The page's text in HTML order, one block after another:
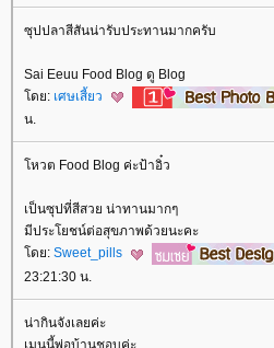
ซุปปลาสีสันน่ารับประทานมากครับ
Sai Eeuu Food Blog ดู Blog
ดย: เศษเสี้ยว
น.
หวต Food Blog ค่ะป้าอิ๋ว
เป็นซุปที่สีสวย น่าทานมากๆ
มีประโยชน์ต่อสุขภาพด้วยนะคะ
ดย: Sweet_pills
23:21:30 น.
น่ากินจังเลยค่ะ
เมนูนี้พ่อบ้านชอบค่ะ